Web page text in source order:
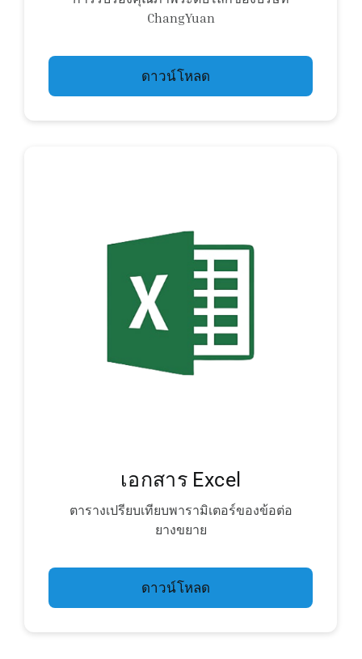
ChangYuan
ดาวน์โหลด
เอกสาร Excel
ตารางเปรียบเทียบพารามิเตอร์ของข้อต่อ
ยางขยาย
ดาวน์โหลด